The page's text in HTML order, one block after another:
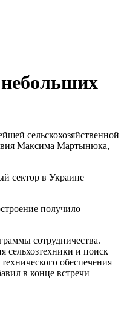
небольших
сельскохозяйственной
Максима Мартынюка,
сектор в Украине
получило
сотрудничества.
сельхозтехники и поиск
обеспечения
в конце встречи